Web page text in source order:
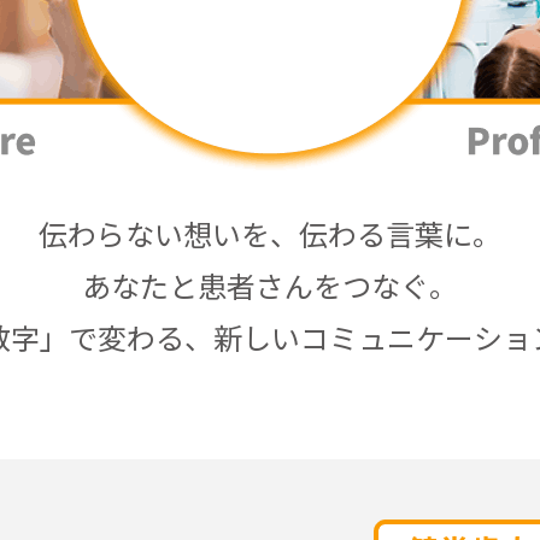
伝わらない想いを、伝わる言葉に。
あなたと患者さんをつなぐ。
字」で変わる、新しいコミュニケーショ